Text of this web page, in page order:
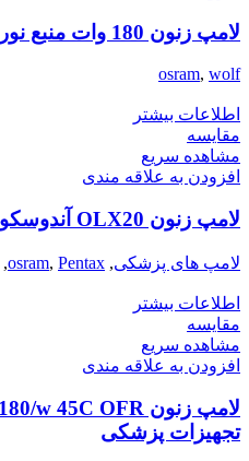
لامپ زنون 180 وات منبع نور ولف Wolf |اسرام
osram, wolf
اطلاعات بیشتر
مقایسه
مشاهده سریع
افزودن به علاقه مندی
لامپ زنون OLX20 آندوسکوپ Pentax EPK 1000
لامپ های پزشکی,
osram, Pentax
,
اطلاعات بیشتر
مقایسه
مشاهده سریع
افزودن به علاقه مندی
تجهیزات پزشکی